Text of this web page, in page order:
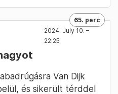
65. perc
2024. July 10. –
22:25
Van Dijk
és sikerült térddel